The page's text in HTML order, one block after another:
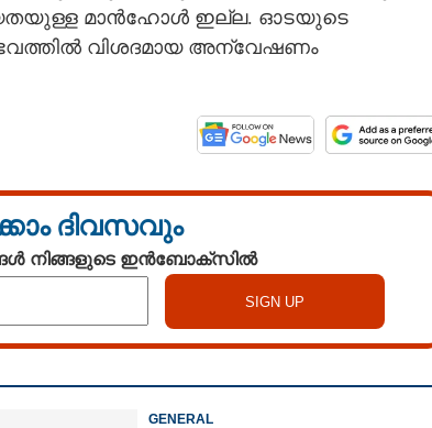
മാൻഹോൾ ഇല്ല. ഓടയുടെ
വിശദമായ അന്വേഷണം
ദിവസവും
നിങ്ങളുടെ ഇൻബോക്സിൽ
GENERAL